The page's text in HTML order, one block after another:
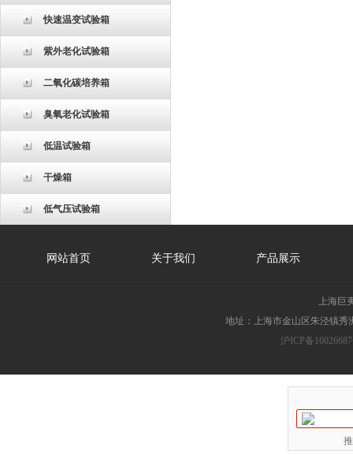
快速温变试验箱
紫外老化试验箱
二氧化碳培养箱
臭氧老化试验箱
低温试验箱
干燥箱
低气压试验箱
网站首页 关于我们 产品展示
上海巨
地址：上海市金山区朱泾镇秀
沪ICP备